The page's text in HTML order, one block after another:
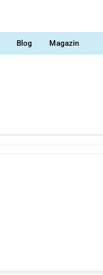
Blog Magazin